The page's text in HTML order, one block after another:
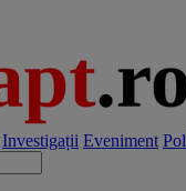
Investigații Eveniment